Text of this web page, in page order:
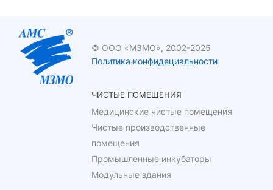
© ООО «МЗМО», 2002-2025
Политика конфидециальности
ЧИСТЫЕ ПОМЕЩЕНИЯ
Медицинские чистые помещения
Чистые производственные
помещения
Промышленные инкубаторы
Модульные здания